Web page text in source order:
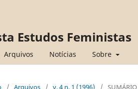
Estudos Feministas
Arquivos Notícias Sobre
/ Arquivos / v. 4 n. 1 (1996) / SUMÁRIO